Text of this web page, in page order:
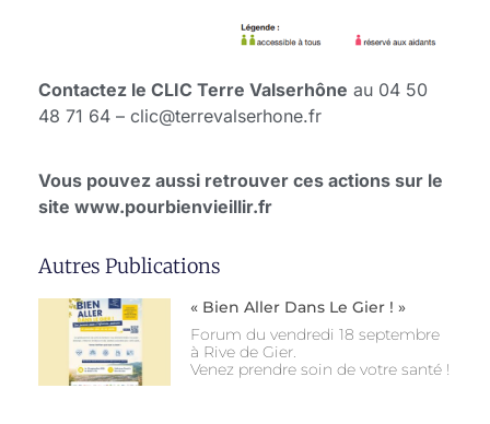
Contactez le CLIC Terre Valserhône au 04 50
48 71 64 – clic@terrevalserhone.fr
Vous pouvez aussi retrouver ces actions sur le
site www.pourbienvieillir.fr
Autres Publications
« Bien Aller Dans Le Gier ! »
Forum du vendredi 18 septembre
à Rive de Gier.
Venez prendre soin de votre santé !